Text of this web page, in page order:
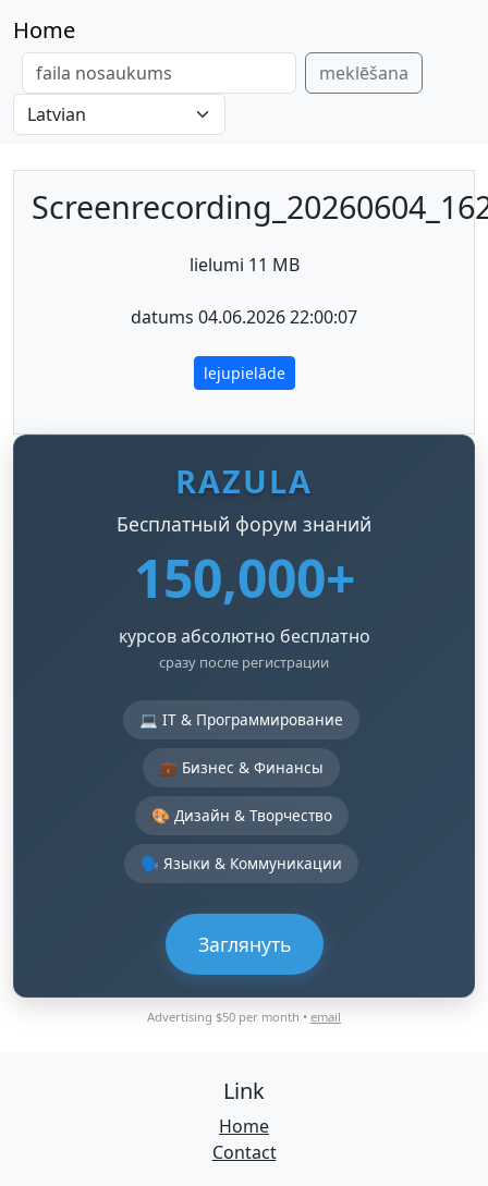
Home
meklēšana
lielumi 11 MB
datums 04.06.2026 22:00:07
lejupielāde
RAZULA
Бесплатный форум знаний
150,000+
курсов абсолютно бесплатно
сразу после регистрации
💻 IT & Программирование
💼 Бизнес & Финансы
🎨 Дизайн & Творчество
🗣️ Языки & Коммуникации
Заглянуть
Advertising $50 per month • email
Link
Home
Contact